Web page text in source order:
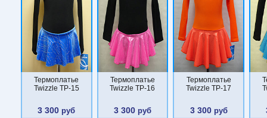
Термоплатье
Twizzle TP-15
3 300 руб
Термоплатье
Twizzle TP-16
3 300 руб
Термоплатье
Twizzle TP-17
3 300руб